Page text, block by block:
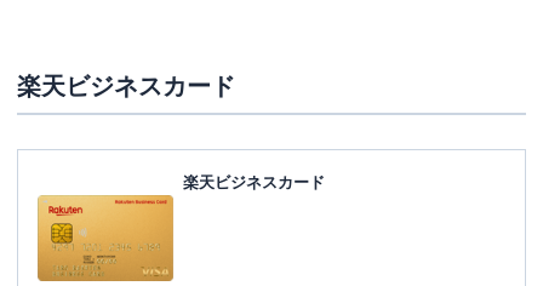
楽天ビジネスカード
楽天ビジネスカード